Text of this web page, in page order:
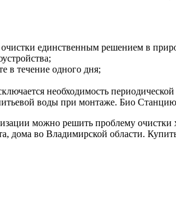
очистки единственным решением в
в течение одного дня;
необходимость периодической
воды при монтаже. Био
можно решить проблему очистки
дома во Владимирской области.